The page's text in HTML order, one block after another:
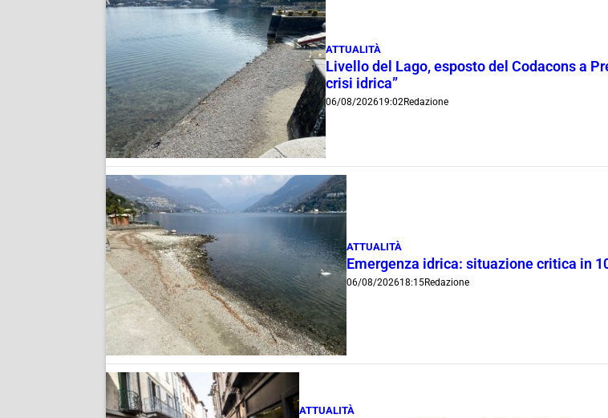
ATTUALITÀ
Livello del Lago, esposto del Codacons a
crisi idrica”
06/08/202619:02Redazione
ATTUALITÀ
Emergenza idrica: situazione critica in
06/08/202618:15Redazione
ATTUALITÀ